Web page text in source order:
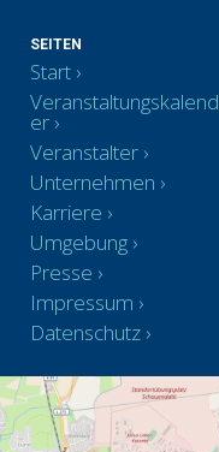
SEITEN
Start
Veranstaltungskalend
er
Veranstalter
Unternehmen
Karriere
Umgebung
Presse
Impressum
Datenschutz